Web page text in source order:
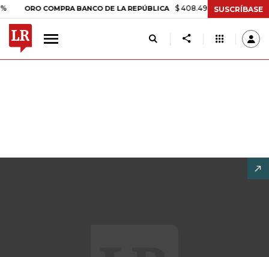
COMPRA BANCO DE LA REPÚBLICA $ 408.498,97 +$ 8.753,81
SUSCRÍBASE